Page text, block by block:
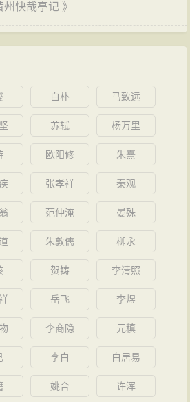
二月，任中大夫、守尚书右
，乞求外任，苏辙也随兄连上四
准许。
月，任太中大夫、守门下侍郎。
地而特加苏辙护军，进封开国
，哲宗亲政，新法派重新得
知州。过了几个月，元丰时诸臣
辙为左朝议大夫、袁州知州。未
他的人都呜咽流涕，延绵数十里
，作《阻风》诗。
州快哉亭记 》
白朴 马致远
苏轼 杨万里
欧阳修 朱熹
张孝祥 秦观
范仲淹 晏殊
朱敦儒 柳永
贺铸 李清照
岳飞 李煜
李商隐 元稹
李白 白居易
姚合 许浑